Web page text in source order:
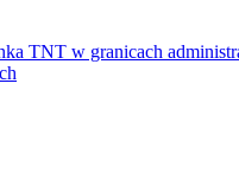
TNT w granicach